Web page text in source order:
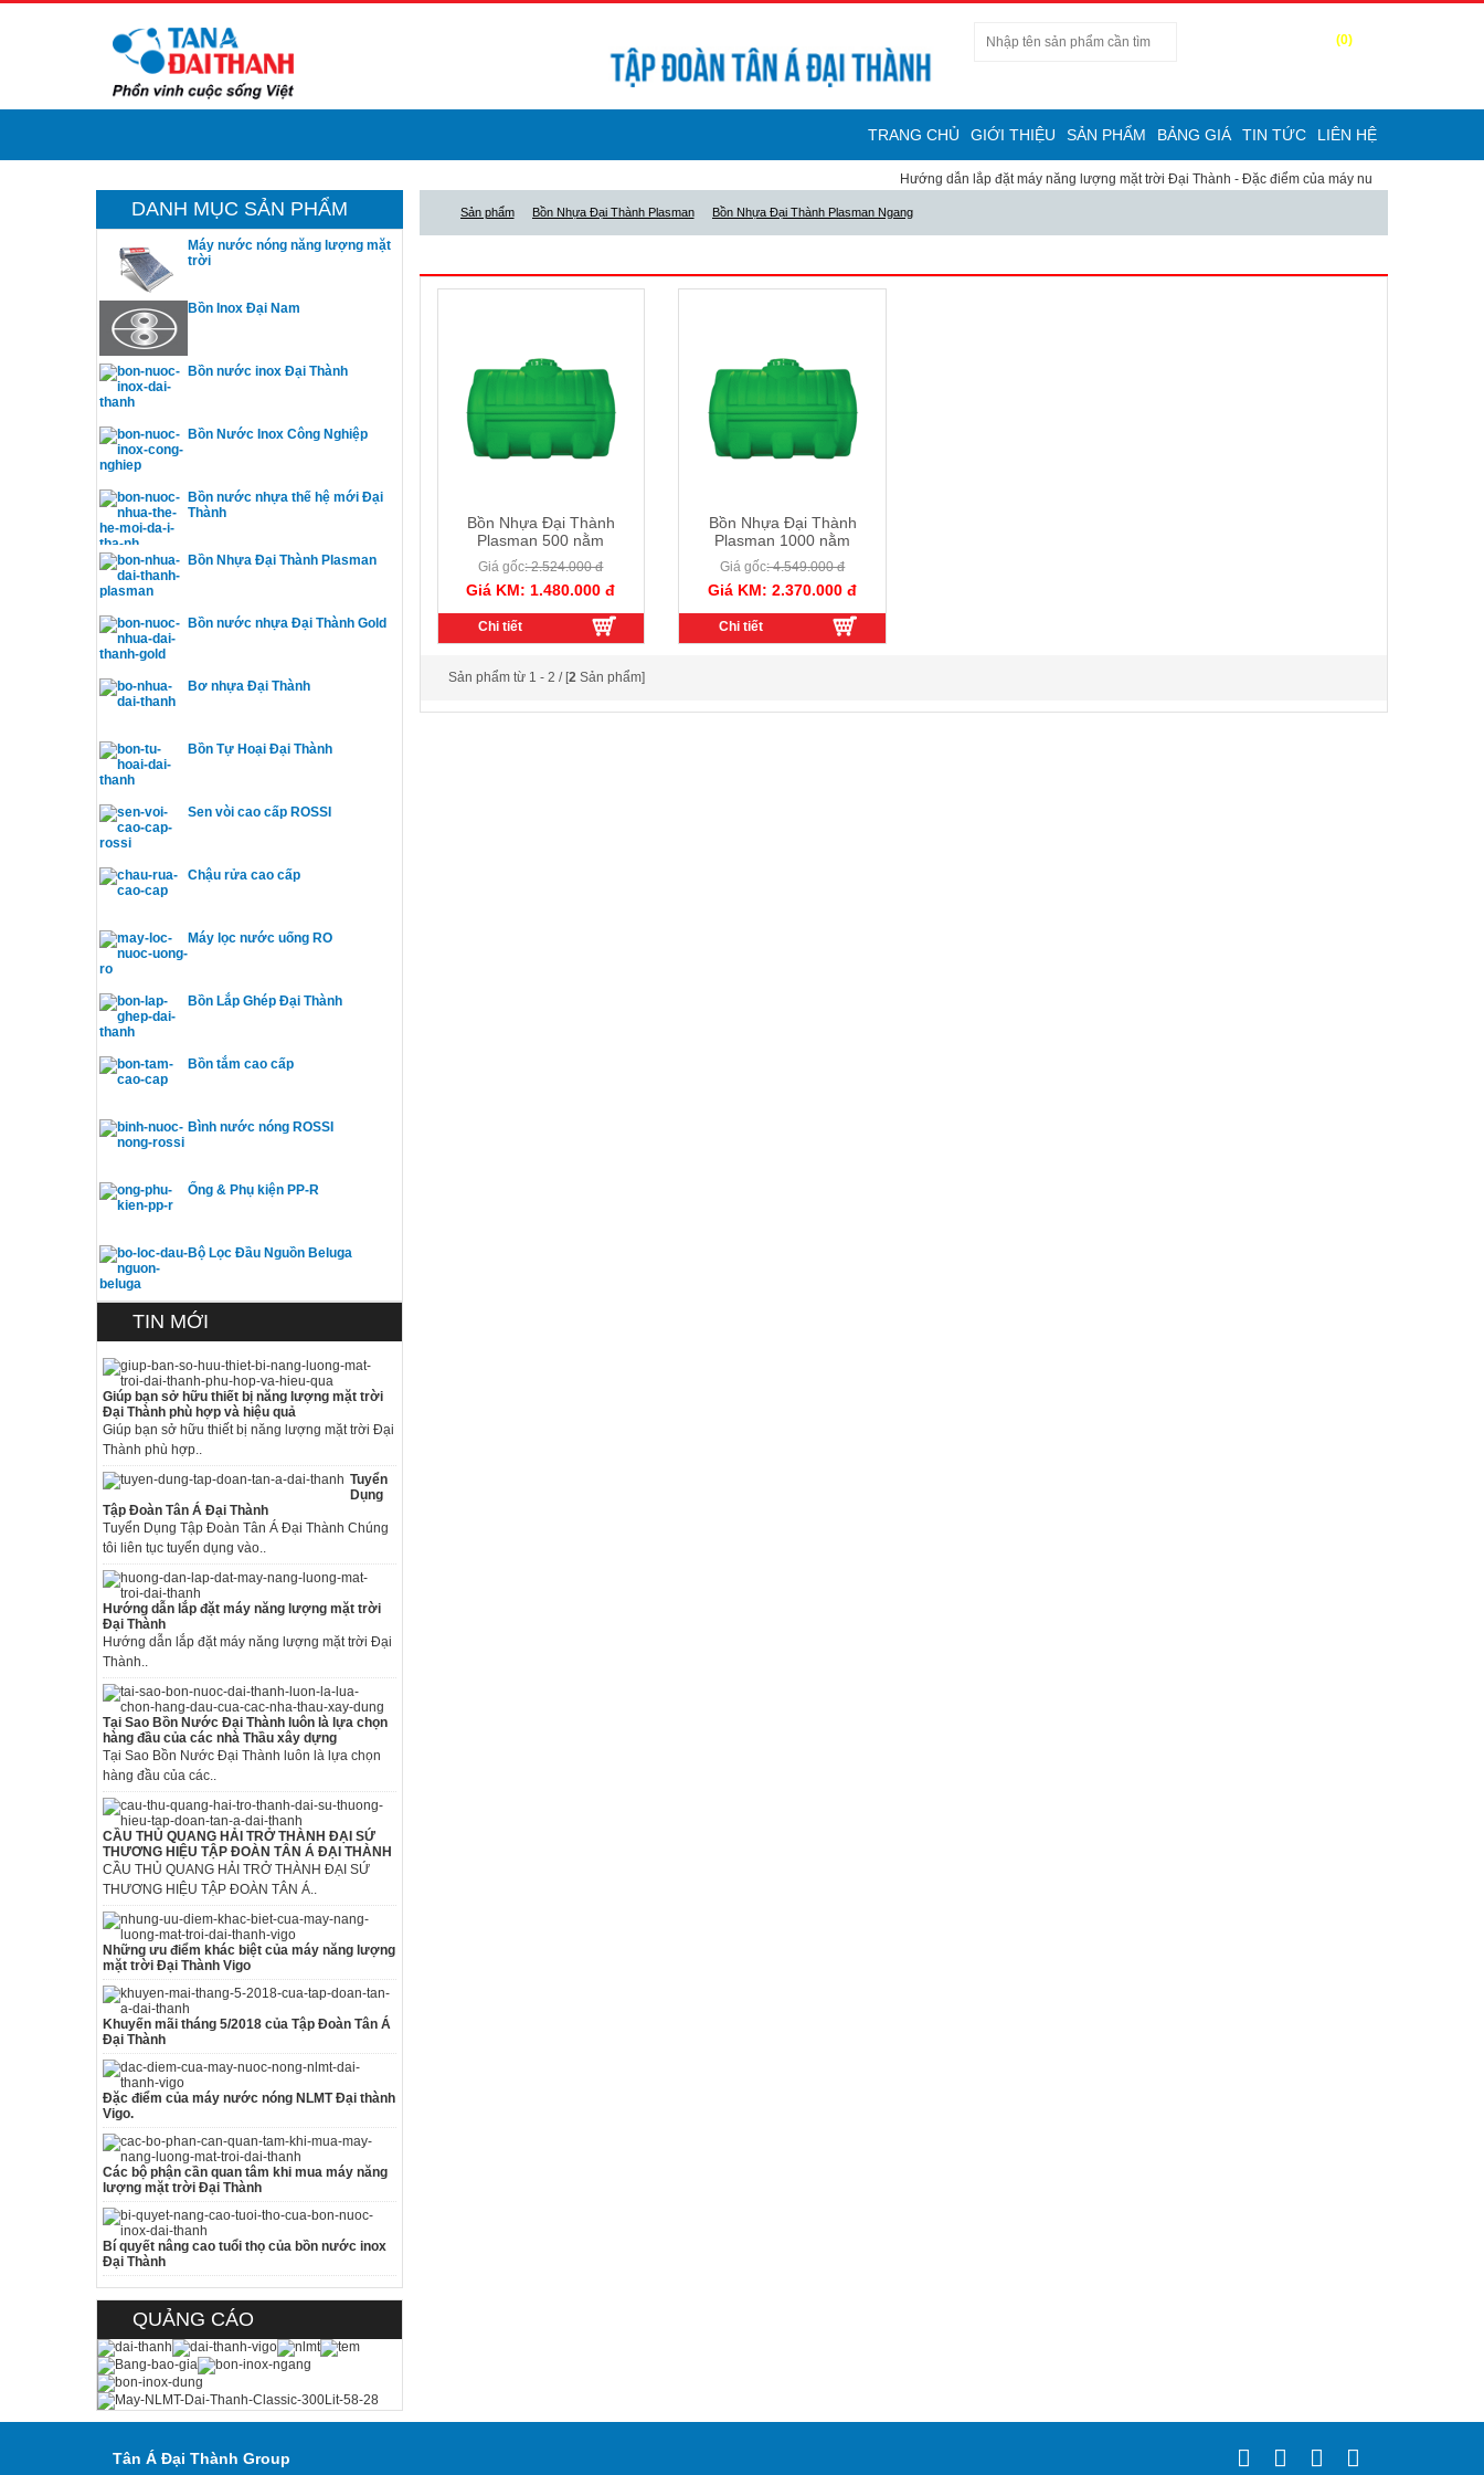
(0)
TRANG CHỦ GIỚI THIỆU SẢN PHẨM BẢNG GIÁ TIN TỨC LIÊN HỆ
Hướng dẫn lắp đặt máy năng lượng mặt trời Đại Thành-Đặc điểm của máy nước nóng NLMT Đại thành
Sản phẩm Bồn Nhựa Đại Thành Plasman Bồn Nhựa Đại Thành Plasman Ngang
Bồn Nhựa Đại Thành
Plasman 500 nằm
Giá gốc: 2.524.000 đ
Giá KM: 1.480.000 đ
Chi tiết
Bồn Nhựa Đại Thành
Plasman 1000 nằm
Giá gốc: 4.549.000 đ
Giá KM: 2.370.000 đ
Chi tiết
Sản phẩm từ 1 - 2 / [2Sản phẩm]
DANH MỤC SẢN PHẨM
Máy nước nóng năng lượng mặt
trời
Bồn Inox Đại Nam
Bồn nước inox Đại Thành
Bồn Nước Inox Công Nghiệp
Bồn nước nhựa thế hệ mới Đại
Thành
Bồn Nhựa Đại Thành Plasman
Bồn nước nhựa Đại Thành Gold
Bơ nhựa Đại Thành
Bồn Tự Hoại Đại Thành
Sen vòi cao cấp ROSSI
Chậu rửa cao cấp
Máy lọc nước uống RO
Bồn Lắp Ghép Đại Thành
Bồn tắm cao cấp
Bình nước nóng ROSSI
Ống & Phụ kiện PP-R
Bộ Lọc Đầu Nguồn Beluga
TIN MỚI
Giúp bạn sở hữu thiết bị năng lượng mặt trời
Đại Thành phù hợp và hiệu quả
Giúp bạn sở hữu thiết bị năng lượng mặt trời Đại
Thành phù hợp..
Tuyển
Dụng
Tập Đoàn Tân Á Đại Thành
Tuyển Dụng Tập Đoàn Tân Á Đại Thành Chúng
tôi liên tục tuyển dụng vào..
Hướng dẫn lắp đặt máy năng lượng mặt trời
Đại Thành
Hướng dẫn lắp đặt máy năng lượng mặt trời Đại
Thành..
Tại Sao Bồn Nước Đại Thành luôn là lựa chọn
hàng đầu của các nhà Thầu xây dựng
Tại Sao Bồn Nước Đại Thành luôn là lựa chọn
hàng đầu của các..
CẦU THỦ QUANG HẢI TRỞ THÀNH ĐẠI SỨ
THƯƠNG HIỆU TẬP ĐOÀN TÂN Á ĐẠI THÀNH
CẦU THỦ QUANG HẢI TRỞ THÀNH ĐẠI SỨ
THƯƠNG HIỆU TẬP ĐOÀN TÂN Á..
Những ưu điểm khác biệt của máy năng lượng
mặt trời Đại Thành Vigo
Khuyến mãi tháng 5/2018 của Tập Đoàn Tân Á
Đại Thành
Đặc điểm của máy nước nóng NLMT Đại thành
Vigo.
Các bộ phận cần quan tâm khi mua máy năng
lượng mặt trời Đại Thành
Bí quyết nâng cao tuổi thọ của bồn nước inox
Đại Thành
QUẢNG CÁO
Tân Á Đại Thành Group